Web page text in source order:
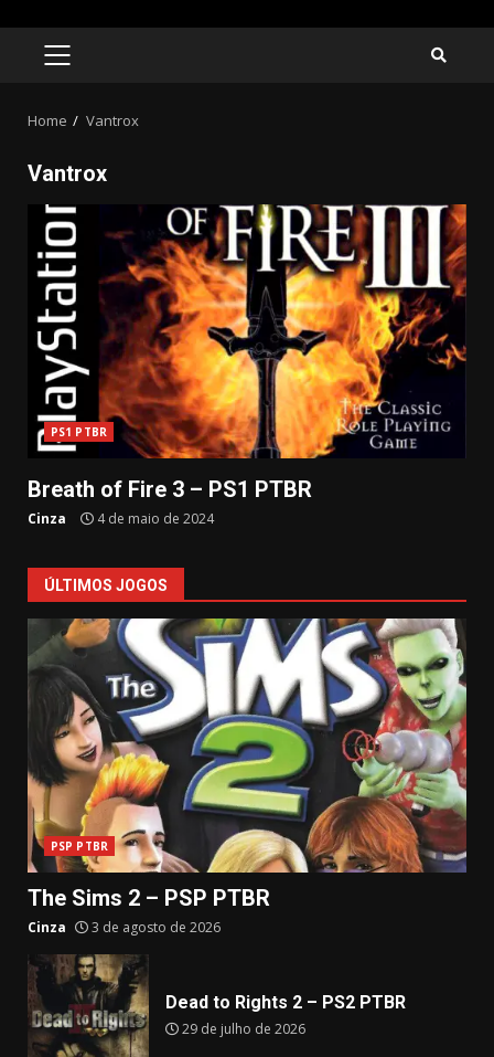
PRIMARY
Home Vantrox
Vantrox
PS1 PTBR
Breath of Fire 3 – PS1 PTBR
Cinza 4 de maio de 2024
ÚLTIMOS JOGOS
PSP PTBR
The Sims 2 – PSP PTBR
Cinza 3 de agosto de 2026
Dead to Rights 2 – PS2 PTBR
29 de julho de 2026